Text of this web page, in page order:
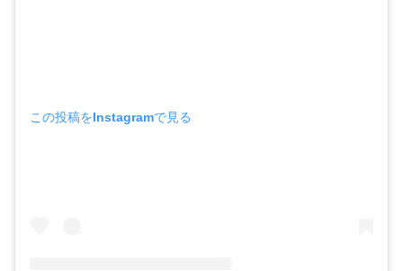
この投稿をInstagramで見る